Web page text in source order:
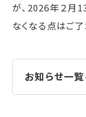
が、 2026年２月
なくなる点はご
お知らせ一